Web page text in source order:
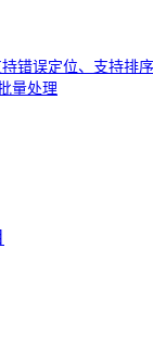
错误定位、支持排序
量处理